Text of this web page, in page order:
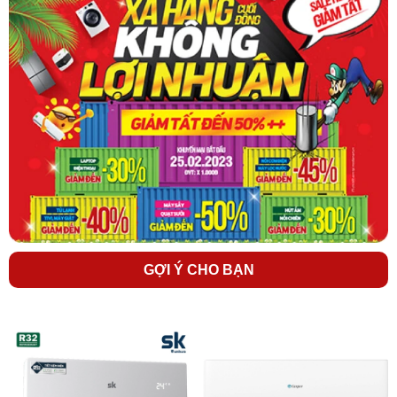
Khi thời tiết nồm ẩm thì hơi nước trong không khí rất cao nên nước
thường bị ngưng tụ và đọng lại trên bề mặt mọi vật xung quanh,
ảnh hưởng đến sinh hoạt của chúng ta.
Giờ đây với chế độ hút ẩm điều hòa Casper SC-12FS33 giúp
không gian căn phòng của Bạn luôn khô ráo, thoáng mát, an toàn
hạn chế sự sinh sôi phát sinh của vi khuẩn & nấm mốc.
Dàn đồng độ bền cao
Điều hòa 1 chiềuCasper 12000BTU SC12FS33 sử dụngdàn
đồng & cánh tản nhiệt mạ vàng
mang đến những ưu điểm vượt
trội: Tăng hiệu năng làm lạnh. tăng tuổi thọ dàn ngưng, ngăn ngừa
sự bào mòn từ tác nhân bên ngoài như mưa, nước muối, hơi muối
biển, ngăn chặn sự sinh sôi các vi khuẩn có hại.
GỢI Ý CHO BẠN